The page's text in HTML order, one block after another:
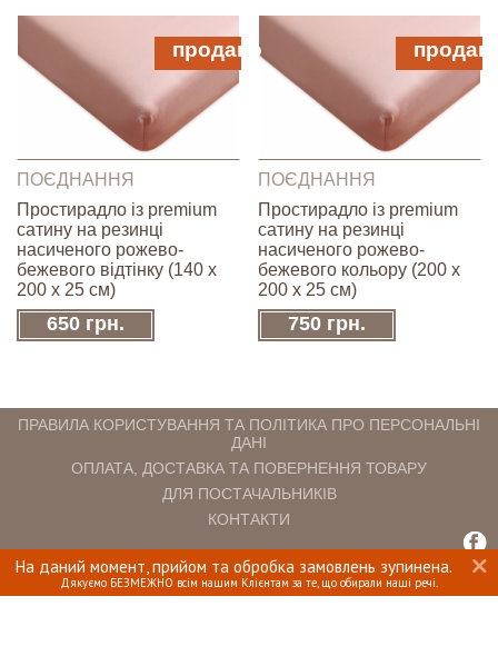
На даний момент, прийом та обробка замовлень зупинена.
Дякуємо БЕЗМЕЖНО всім нашим Клієнтам за те, що обирали наші речі.
ПОЄДНАННЯ
Простирадло із premium
сатину на резинці
насиченого рожево-
бежевого відтінку (140 x
200 х 25 см)
650 грн.
продано
ПОЄДНАННЯ
Простирадло із premium
сатину на резинці
насиченого рожево-
бежевого кольору (200 x
200 х 25 см)
750 грн.
ПРАВИЛА КОРИСТУВАННЯ ТА ПОЛІТИКА ПРО ПЕРСОНАЛЬНІ
ДАНІ
ОПЛАТА, ДОСТАВКА ТА ПОВЕРНЕННЯ ТОВАРУ
ДЛЯ ПОСТАЧАЛЬНИКІВ
КОНТАКТИ
INTERIOMANIA © 2018. ВСІ ПРАВА ЗАХИЩЕНІ.